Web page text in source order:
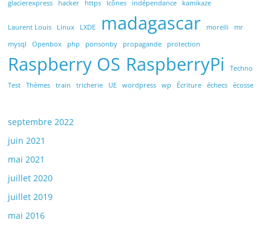
glacierexpress hacker https Icônes indépendance kamikaze
Laurent Louis Linux LXDE madagascar morelli
mr
mysql
Openbox php ponsonby propagande protection
Raspberry OS RaspberryPi
Techno
Test
Thèmes train tricherie UE wordpress wp Écriture échecs écosse
septembre 2022
juin 2021
mai 2021
juillet 2020
juillet 2019
mai 2016